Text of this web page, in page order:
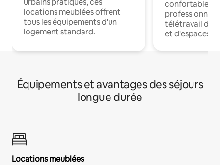
urbains pratiques, ces
locations meublées offrent
tous les équipements d'un
logement standard.
confortables
professionnels
télétravail
et d'espaces
Équipements et avantages des séjours
longue durée
Locations meublées